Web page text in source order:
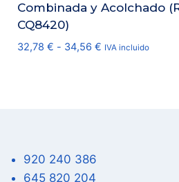
Combinada y Acolchado
CQ8420)
32,78 € - 34,56 €Rango
IVA incluido
920 240 386
645 820 204